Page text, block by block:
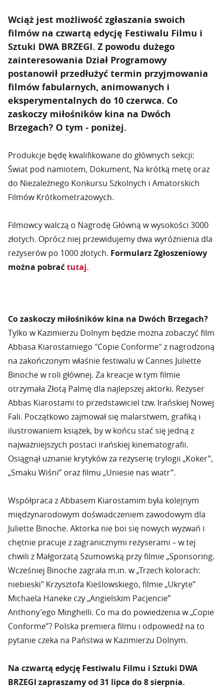
Wciąż jest możliwość zgłaszania swoich
filmów na czwartą edycję Festiwalu Filmu i
Sztuki DWA BRZEGI. Z powodu dużego
zainteresowania Dział Programowy
postanowił przedłużyć termin przyjmowania
filmów fabularnych, animowanych i
eksperymentalnych do 10 czerwca. Co
zaskoczy miłośników kina na Dwóch
Brzegach? O tym - poniżej.
Produkcje będę kwalifikowane do głównych sekcji:
Świat pod namiotem, Dokument, Na krótką metę oraz
do Niezależnego Konkursu Szkolnych i Amatorskich
Filmów Krótkometrażowych.
Filmowcy walczą o Nagrodę Główną w wysokości 3000
złotych. Oprócz niej przewidujemy dwa wyróżnienia dla
reżyserów po 1000 złotych. Formularz Zgłoszeniowy
można pobraćtutaj.
Co zaskoczy miłośników kina na Dwóch Brzegach?
Tylko w Kazimierzu Dolnym będzie można zobaczyć film
Abbasa Kiarostamiego "Copie Conforme" z nagrodzoną
na zakończonym właśnie festiwalu w Cannes Juliette
Binoche w roli głównej. Za kreacje w tym filmie
otrzymała Złotą Palmę dla najlepszej aktorki. Reżyser
Abbas Kiarostami to przedstawiciel tzw. Irańskiej Nowej
Fali. Początkowo zajmował się malarstwem, grafiką i
ilustrowaniem książek, by w końcu stać się jedną z
najważniejszych postaci irańskiej kinematografii.
Osiągnął uznanie krytyków za reżyserię trylogii „Koker”,
„Smaku Wiśni” oraz filmu „Uniesie nas wiatr”.
Współpraca z Abbasem Kiarostamim była kolejnym
międzynarodowym doświadczeniem zawodowym dla
Juliette Binoche. Aktorka nie boi się nowych wyzwań i
chętnie pracuje z zagranicznymi reżyserami – w tej
chwili z Małgorzatą Szumowską przy filmie „Sponsoring.
Wcześniej Binoche zagrała m.in. w „Trzech kolorach:
niebieski" Krzysztofa Kieślowskiego, filmie „Ukryte”
Michaela Haneke czy „Angielskim Pacjencie”
Anthony'ego Minghelli. Co ma do powiedzenia w „Copie
Conforme”? Polska premiera filmu i odpowiedź na to
pytanie czeka na Państwa w Kazimierzu Dolnym.
Na czwartą edycję Festiwalu Filmu i Sztuki DWA
BRZEGI zapraszamy od 31 lipca do 8 sierpnia.